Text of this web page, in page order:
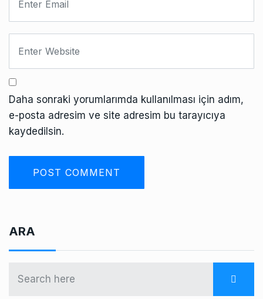
Daha sonraki yorumlarımda kullanılması için adım,
e-posta adresim ve site adresim bu tarayıcıya
kaydedilsin.
ARA